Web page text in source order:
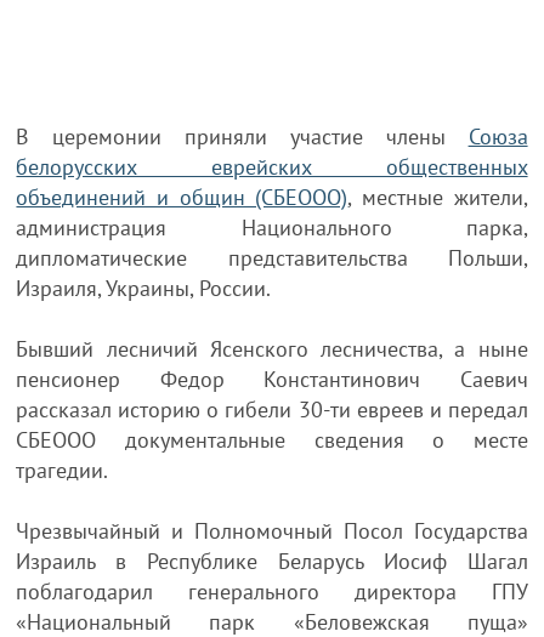
В церемонии приняли участие члены Союза
белорусских еврейских общественных
объединений и общин (СБЕООО), местные жители,
администрация Национального парка,
дипломатические представительства Польши,
Израиля, Украины, России.
Бывший лесничий Ясенского лесничества, а ныне
пенсионер Федор Константинович Саевич
рассказал историю о гибели 30-ти евреев и передал
СБЕООО документальные сведения о месте
трагедии.
Чрезвычайный и Полномочный Посол Государства
Израиль в Республике Беларусь Иосиф Шагал
поблагодарил генерального директора ГПУ
«Национальный парк «Беловежская пуща»